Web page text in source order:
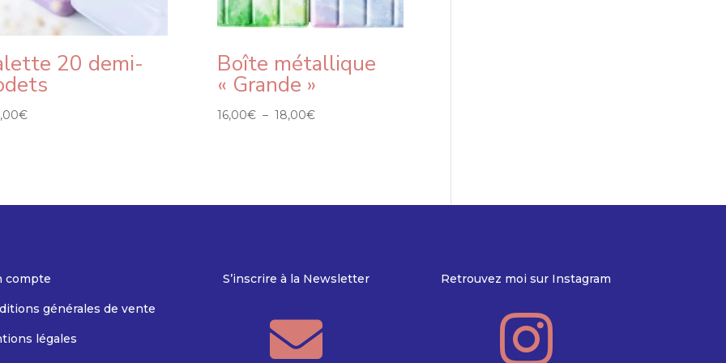
20 demi-
€
Boîte métallique
« Grande »
16,00€ – 18,00€Plage
18,00€
compte
générales de vente
légales
S’inscrire à la Newsletter

Retrouvez moi sur Instagram
